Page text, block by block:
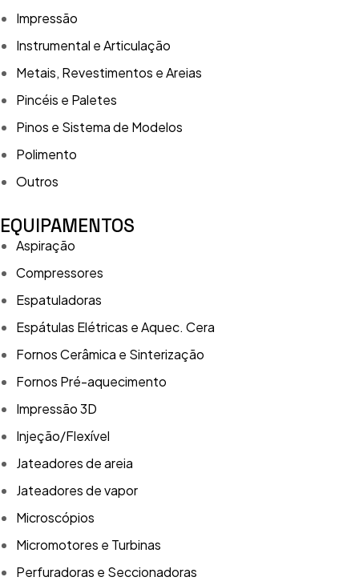
Impressão
Instrumental e Articulação
Metais, Revestimentos e Areias
Pincéis e Paletes
Pinos e Sistema de Modelos
Polimento
Outros
EQUIPAMENTOS
Aspiração
Compressores
Espatuladoras
Espátulas Elétricas e Aquec. Cera
Fornos Cerâmica e Sinterização
Fornos Pré-aquecimento
Impressão 3D
Injeção/Flexível
Jateadores de areia
Jateadores de vapor
Microscópios
Micromotores e Turbinas
Perfuradoras e Seccionadoras